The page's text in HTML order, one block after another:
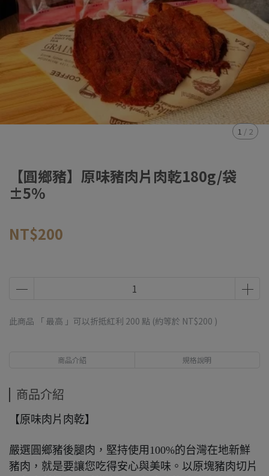
1 / 2
【圓鄉豬】原味豬肉片肉乾180g/袋
±5%
NT$200
此商品 「 最高 」可以折抵紅利 200 點 (約等於 NT$200 )
商品介紹 規格說明
商品介紹
【原味肉片肉乾】
嚴選圓鄉豬後腿肉，堅持使用100%的台灣在地新鮮
豬肉，就是要讓您吃得安心與美味。以原塊豬肉切片